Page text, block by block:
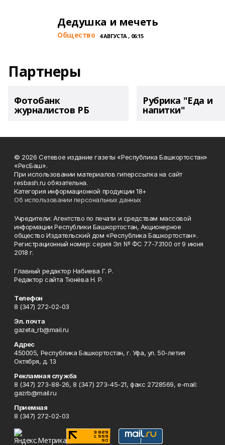
Дедушка и мечеть
Общество 4 АВГУСТА , 06:15
Партнеры
Фотобанк
журналистов РБ
Рубрика "Еда и
напитки"
© 2026 Сетевое издание газеты «Республика Башкортостан»
«РесБаш».
При использовании материалов гиперссылка на сайт
resbash.ru обязательна.
Категория информационной продукции 18+
Об использовании персональных данных
Учредители: Агентство по печати и средствам массовой
информации Республики Башкортостан, Акционерное
общество Издательский дом «Республика Башкортостан».
Регистрационный номер: серия Эл № ФС 77-73100 от 9 июня
2018 г.
Главный редактор Набиева Г. Р.
Редактор сайта Тюнёва Н. Р.
Телефон
8 (347) 272-02-03
Эл. почта
gazeta_rb@mail.ru
Адрес
450005, Республика Башкортостан, г. Уфа, ул. 50-летия
Октября, д. 13
Рекламная служба
8 (347) 273-88-26, 8 (347) 273-45-21, факс 2728569, e-mail:
gazrb@mail.ru
Приемная
8 (347) 272-02-03